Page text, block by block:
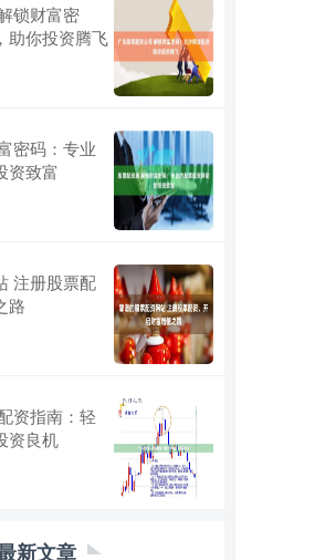
锁财富密
助你投资腾飞
密码：专业
资致富
注册股票配
路
资指南：轻
资良机
新文章